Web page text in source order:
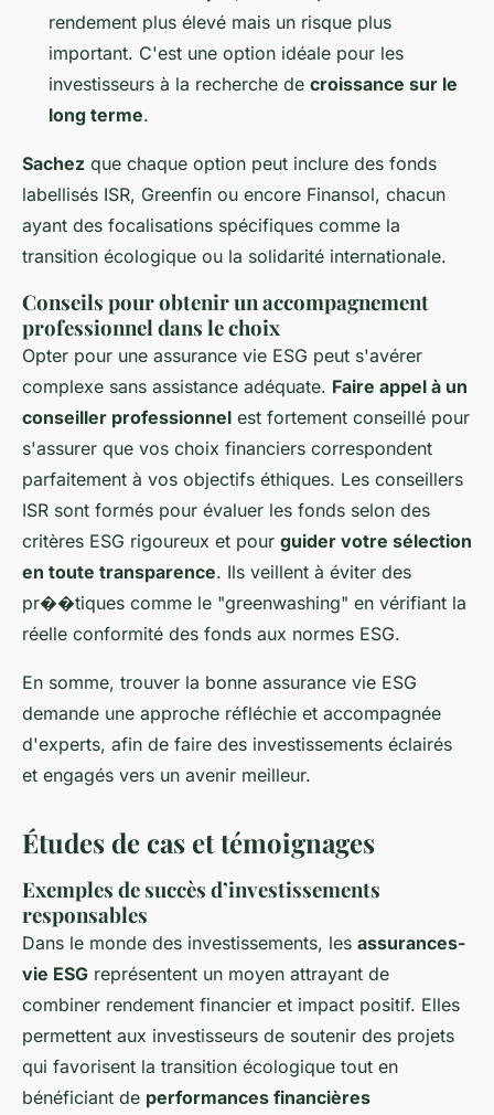
rendement plus élevé mais un risque plus
important. C'est une option idéale pour les
investisseurs à la recherche de croissance sur le
long terme.
Sachez que chaque option peut inclure des fonds
labellisés ISR, Greenfin ou encore Finansol, chacun
ayant des focalisations spécifiques comme la
transition écologique ou la solidarité internationale.
Conseils pour obtenir un accompagnement
professionnel dans le choix
Opter pour une assurance vie ESG peut s'avérer
complexe sans assistance adéquate. Faire appel à un
conseiller professionnel est fortement conseillé pour
s'assurer que vos choix financiers correspondent
parfaitement à vos objectifs éthiques. Les conseillers
ISR sont formés pour évaluer les fonds selon des
critères ESG rigoureux et pour guider votre sélection
en toute transparence. Ils veillent à éviter des
pr��tiques comme le "greenwashing" en vérifiant la
réelle conformité des fonds aux normes ESG.
En somme, trouver la bonne assurance vie ESG
demande une approche réfléchie et accompagnée
d'experts, afin de faire des investissements éclairés
et engagés vers un avenir meilleur.
Études de cas et témoignages
Exemples de succès d’investissements
responsables
Dans le monde des investissements, les assurances-
vie ESG représentent un moyen attrayant de
combiner rendement financier et impact positif. Elles
permettent aux investisseurs de soutenir des projets
qui favorisent la transition écologique tout en
bénéficiant de performances financières